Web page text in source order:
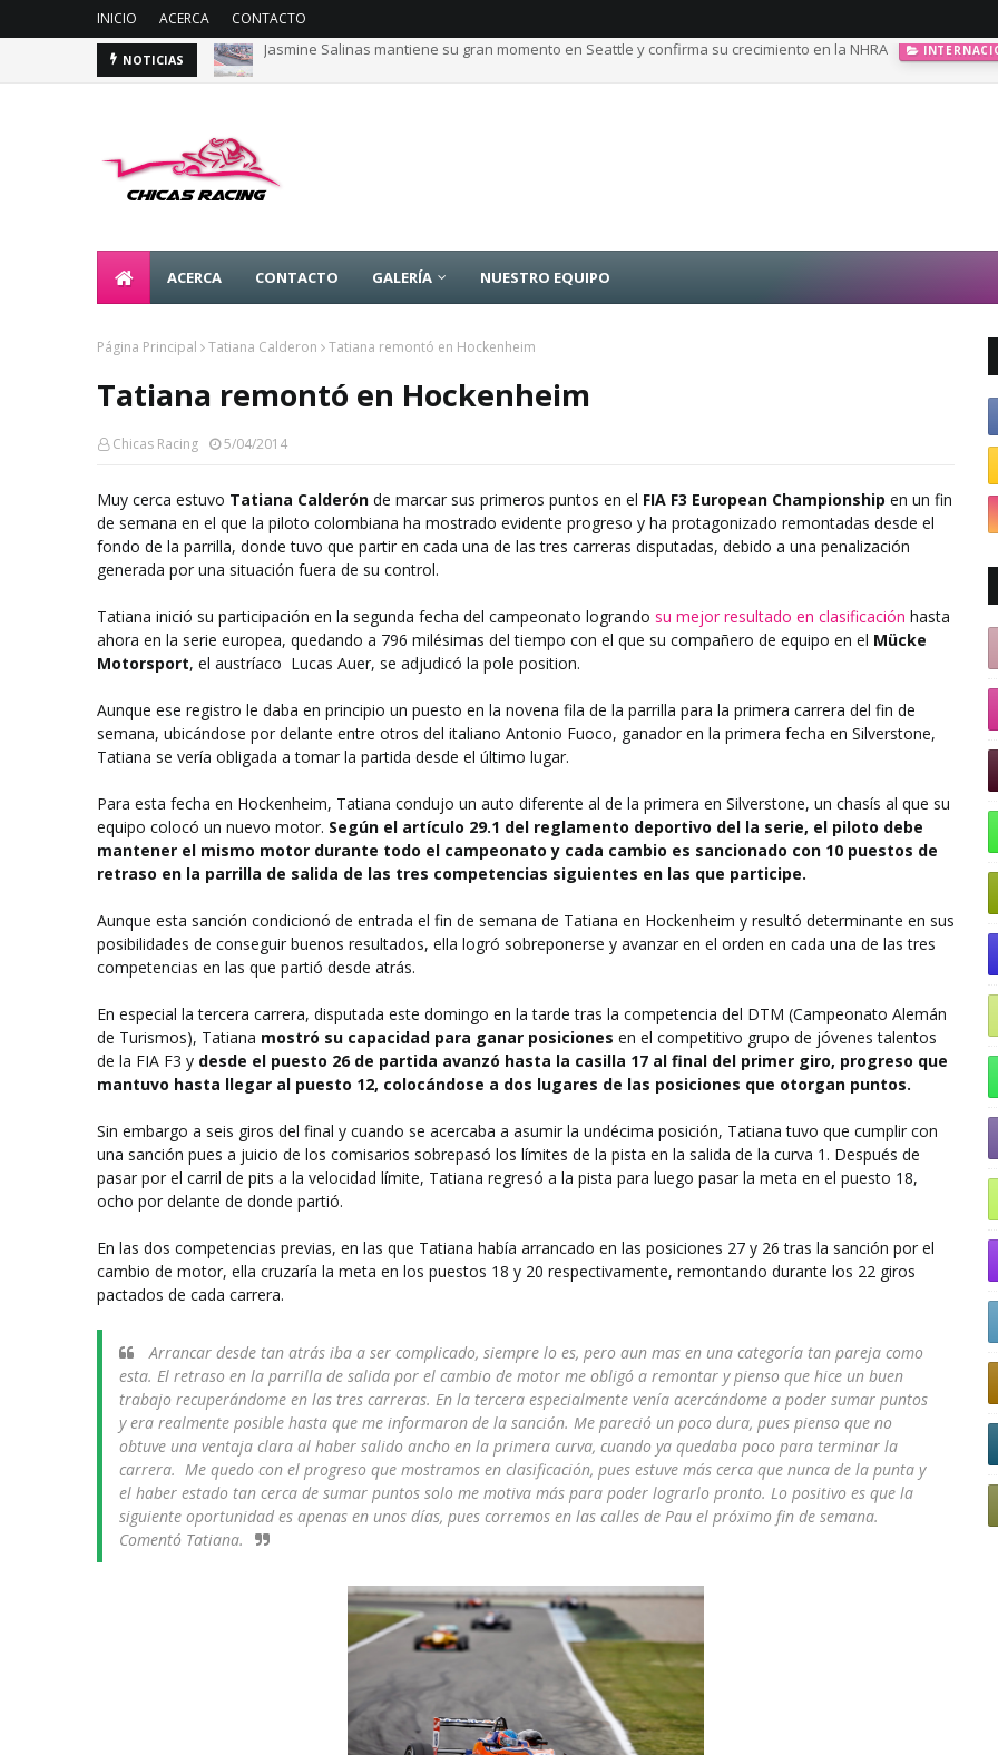
INICIO ACERCA CONTACTO
NOTICIAS
Jasmine Salinas mantiene su gran momento en Seattle y confirma su crecimiento en la NHRA
Majo Rodríguez apunta a seguir escalando posiciones en Challenge Series durante la visita a Querétaro
ACERCA CONTACTO GALERÍA NUESTRO EQUIPO
Página Principal Tatiana Calderon Tatiana remontó en Hockenheim
Tatiana remontó en Hockenheim
Chicas Racing 5/04/2014
Muy cerca estuvo Tatiana Calderón de marcar sus primeros puntos en el FIA F3 European Championship en un fin
de semana en el que la piloto colombiana ha mostrado evidente progreso y ha protagonizado remontadas desde el
fondo de la parrilla, donde tuvo que partir en cada una de las tres carreras disputadas, debido a una penalización
generada por una situación fuera de su control.
Tatiana inició su participación en la segunda fecha del campeonato logrando su mejor resultado en clasificación hasta
ahora en la serie europea, quedando a 796 milésimas del tiempo con el que su compañero de equipo en el Mücke
Motorsport, el austríaco Lucas Auer, se adjudicó la pole position.
Aunque ese registro le daba en principio un puesto en la novena fila de la parrilla para la primera carrera del fin de
semana, ubicándose por delante entre otros del italiano Antonio Fuoco, ganador en la primera fecha en Silverstone,
Tatiana se vería obligada a tomar la partida desde el último lugar.
Para esta fecha en Hockenheim, Tatiana condujo un auto diferente al de la primera en Silverstone, un chasís al que su
equipo colocó un nuevo motor. Según el artículo 29.1 del reglamento deportivo del la serie, el piloto debe
mantener el mismo motor durante todo el campeonato y cada cambio es sancionado con 10 puestos de
retraso en la parrilla de salida de las tres competencias siguientes en las que participe.
Aunque esta sanción condicionó de entrada el fin de semana de Tatiana en Hockenheim y resultó determinante en sus
posibilidades de conseguir buenos resultados, ella logró sobreponerse y avanzar en el orden en cada una de las tres
competencias en las que partió desde atrás.
En especial la tercera carrera, disputada este domingo en la tarde tras la competencia del DTM (Campeonato Alemán
de Turismos), Tatiana mostró su capacidad para ganar posiciones en el competitivo grupo de jóvenes talentos
de la FIA F3 y desde el puesto 26 de partida avanzó hasta la casilla 17 al final del primer giro, progreso que
mantuvo hasta llegar al puesto 12, colocándose a dos lugares de las posiciones que otorgan puntos.
Sin embargo a seis giros del final y cuando se acercaba a asumir la undécima posición, Tatiana tuvo que cumplir con
una sanción pues a juicio de los comisarios sobrepasó los límites de la pista en la salida de la curva 1. Después de
pasar por el carril de pits a la velocidad límite, Tatiana regresó a la pista para luego pasar la meta en el puesto 18,
ocho por delante de donde partió.
En las dos competencias previas, en las que Tatiana había arrancado en las posiciones 27 y 26 tras la sanción por el
cambio de motor, ella cruzaría la meta en los puestos 18 y 20 respectivamente, remontando durante los 22 giros
pactados de cada carrera.
Arrancar desde tan atrás iba a ser complicado, siempre lo es, pero aun mas en una categoría tan pareja como
esta. El retraso en la parrilla de salida por el cambio de motor me obligó a remontar y pienso que hice un buen
trabajo recuperándome en las tres carreras. En la tercera especialmente venía acercándome a poder sumar puntos
y era realmente posible hasta que me informaron de la sanción. Me pareció un poco dura, pues pienso que no
obtuve una ventaja clara al haber salido ancho en la primera curva, cuando ya quedaba poco para terminar la
carrera. Me quedo con el progreso que mostramos en clasificación, pues estuve más cerca que nunca de la punta y
el haber estado tan cerca de sumar puntos solo me motiva más para poder lograrlo pronto. Lo positivo es que la
siguiente oportunidad es apenas en unos días, pues corremos en las calles de Pau el próximo fin de semana.
Comentó Tatiana.